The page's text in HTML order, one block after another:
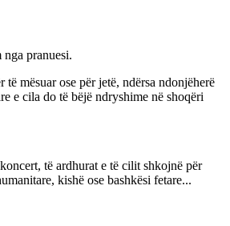
pranuesi.
mësuar ose për jetë, ndërsa ndonjëherë
e cila do të bëjë ndryshime në shoqëri
të ardhurat e të cilit shkojnë për
kishë ose bashkësi fetare...